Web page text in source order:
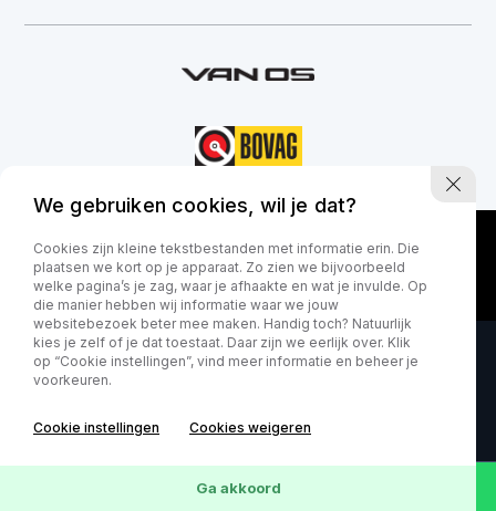
info@autobedrijfvanos.nl
Adres
5175 AXLoon op Zand
Openingstijden showroom
Maandag - vrijdag 08:00 - 18:00 uur
Zaterdag 09:00 - 15:00 uur
Openingstijden werkplaats
We gebruiken cookies, wil je dat?
Cookies zijn kleine tekstbestanden met informatie erin. Die
plaatsen we kort op je apparaat. Zo zien we bijvoorbeeld
welke pagina’s je zag, waar je afhaakte en wat je invulde. Op
die manier hebben wij informatie waar we jouw
websitebezoek beter mee maken. Handig toch? Natuurlijk
kies je zelf of je dat toestaat. Daar zijn we eerlijk over. Klik
op “Cookie instellingen”, vind meer informatie en beheer je
voorkeuren.
Cookie instellingen Cookies weigeren
Ga akkoord